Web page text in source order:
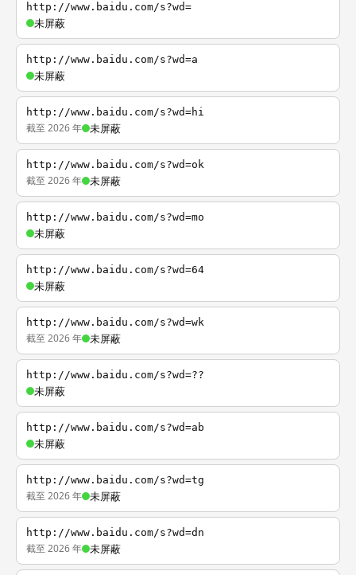
http://www.baidu.com/s?wd=
未屏蔽
http://www.baidu.com/s?wd=a
未屏蔽
http://www.baidu.com/s?wd=hi
截至 2026 年 未屏蔽
http://www.baidu.com/s?wd=ok
截至 2026 年 未屏蔽
http://www.baidu.com/s?wd=mo
未屏蔽
http://www.baidu.com/s?wd=64
未屏蔽
http://www.baidu.com/s?wd=wk
截至 2026 年 未屏蔽
http://www.baidu.com/s?wd=??
未屏蔽
http://www.baidu.com/s?wd=ab
未屏蔽
http://www.baidu.com/s?wd=tg
截至 2026 年 未屏蔽
http://www.baidu.com/s?wd=dn
截至 2026 年 未屏蔽